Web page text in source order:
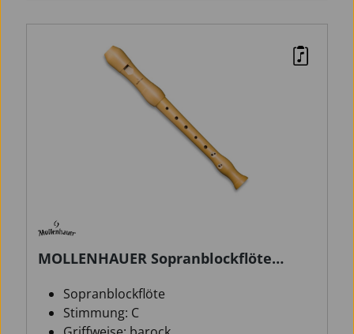
MOLLENHAUER Sopranblockflöte
Sopranblockflöte
Stimmung: C